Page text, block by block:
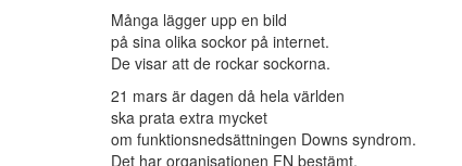
Många lägger upp en bild
på sina olika sockor på internet.
De visar att de rockar sockorna.
21 mars är dagen då hela världen
ska prata extra mycket
om funktionsnedsättningen Downs syndrom.
Det har organisationen FN bestämt.